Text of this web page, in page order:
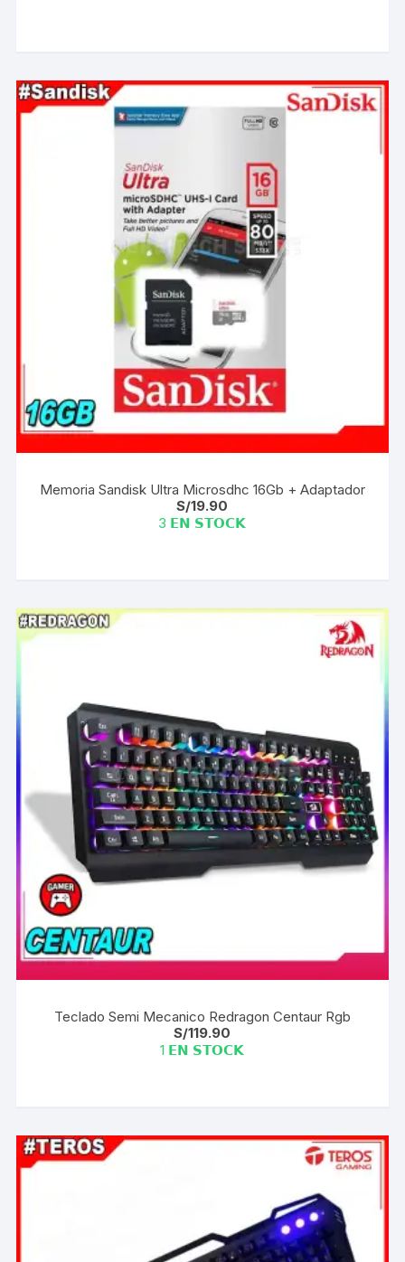
Memoria Sandisk Ultra Microsdhc 16Gb + Adaptador
S/19.90
3 𝗘𝗡 𝗦𝗧𝗢𝗖𝗞
Teclado Semi Mecanico Redragon Centaur Rgb
S/119.90
1 𝗘𝗡 𝗦𝗧𝗢𝗖𝗞